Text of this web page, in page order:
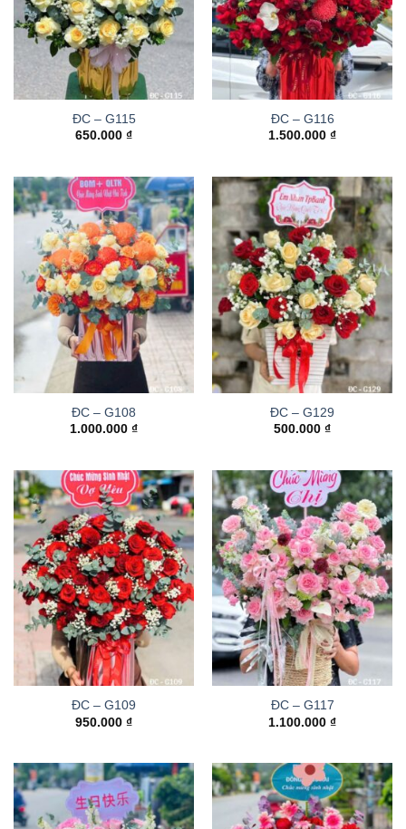
ĐC – G115
650.000 ₫
ĐC – G116
1.500.000 ₫
ĐC – G108
1.000.000 ₫
ĐC – G129
500.000 ₫
ĐC – G109
950.000 ₫
ĐC – G117
1.100.000 ₫